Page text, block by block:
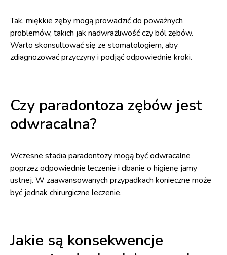
Tak, miękkie zęby mogą prowadzić do poważnych
problemów, takich jak nadwrażliwość czy ból zębów.
Warto skonsultować się ze stomatologiem, aby
zdiagnozować przyczyny i podjąć odpowiednie kroki.
Czy paradontoza zębów jest
odwracalna?
Wczesne stadia paradontozy mogą być odwracalne
poprzez odpowiednie leczenie i dbanie o higienę jamy
ustnej. W zaawansowanych przypadkach konieczne może
być jednak chirurgiczne leczenie.
Jakie są konsekwencje